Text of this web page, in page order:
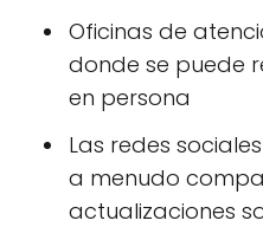
Oficinas de
donde se puede
en persona
Las redes
a menudo
actualizaciones